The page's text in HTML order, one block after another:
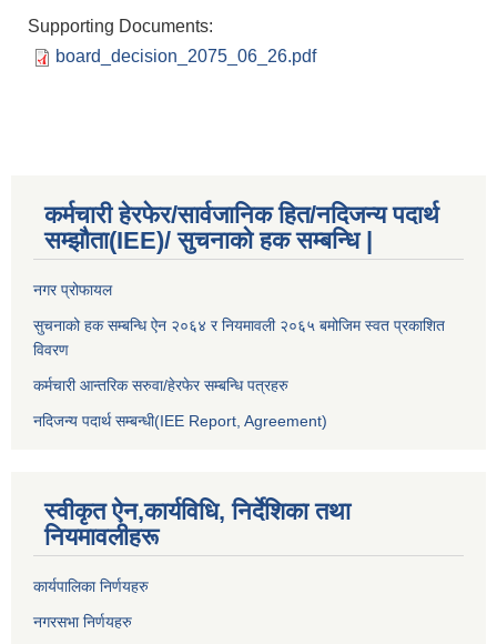
Supporting Documents:
board_decision_2075_06_26.pdf
कर्मचारी हेरफेर/सार्वजानिक हित/नदिजन्य पदार्थ
सम्झौता(IEE)/ सुचनाको हक सम्बन्धि |
नगर प्रोफायल
सुचनाको हक सम्बन्धि ऐन २०६४ र नियमावली २०६५ बमोजिम स्वत प्रकाशित
विवरण
कर्मचारी आन्तरिक सरुवा/हेरफेर सम्बन्धि पत्रहरु
नदिजन्य पदार्थ सम्बन्धी(IEE Report, Agreement)​
स्वीकृत ऐन,कार्यविधि, निर्देशिका तथा
नियमावलीहरू
कार्यपालिका निर्णयहरु
नगरसभा निर्णयहरु